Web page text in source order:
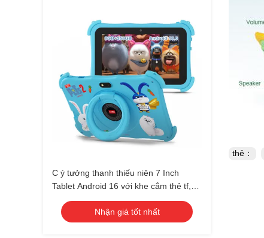
C ý tưởng thanh thiếu niên 7 Inch
Tablet Android 16 với khe cắm thẻ tf,
WiFi, 8GB + 256GB, 1024 * 600 CM89
Nhận giá tốt nhất
thẻ：